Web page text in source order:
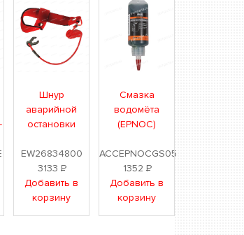
Шнур
аварийной
остановки
EW26834800
3133Р
Добавить в
корзину
Смазка
водомёта
(EPNOC)
ACCEPNOCGS05
1352Р
Добавить в
корзину